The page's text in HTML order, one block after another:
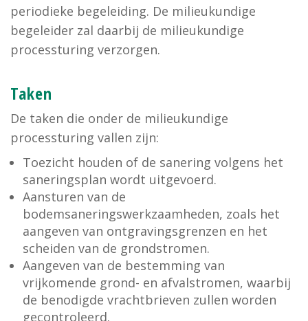
periodieke begeleiding. De milieukundige
begeleider zal daarbij de milieukundige
processturing verzorgen.
Taken
De taken die onder de milieukundige
processturing vallen zijn:
Toezicht houden of de sanering volgens het
saneringsplan wordt uitgevoerd.
Aansturen van de
bodemsaneringswerkzaamheden, zoals het
aangeven van ontgravingsgrenzen en het
scheiden van de grondstromen.
Aangeven van de bestemming van
vrijkomende grond- en afvalstromen, waarbij
de benodigde vrachtbrieven zullen worden
gecontroleerd.